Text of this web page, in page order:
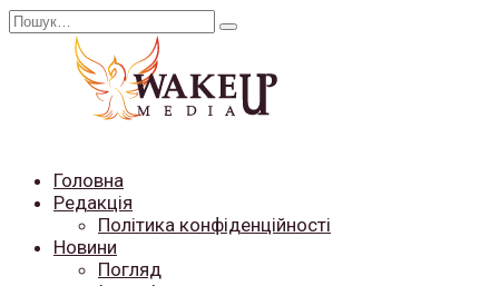
Перейти
Search
Головна
Редакція
Політика конфіденційності
Новини
Погляд